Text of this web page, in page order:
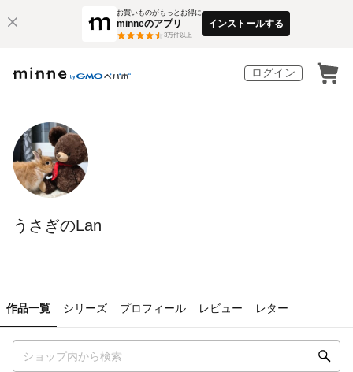
お買いものがもっとお得に
minneのアプリ
3万件以上
インストールする
ログイン
うさぎのLan
作品一覧 シリーズ プロフィール レビュー レター